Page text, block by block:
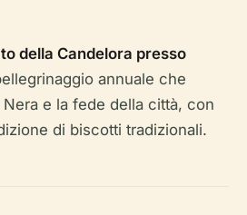
della Candelora presso
annuale che
e la fede della città, con
di biscotti tradizionali.